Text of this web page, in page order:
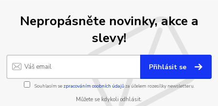
Nepropásněte novinky, akce a
slevy!
Přihlásit se
Souhlasím se zpracováním osobních údajůza účelem rozesílky newsletteru.
Můžete se kdykoli odhlásit.